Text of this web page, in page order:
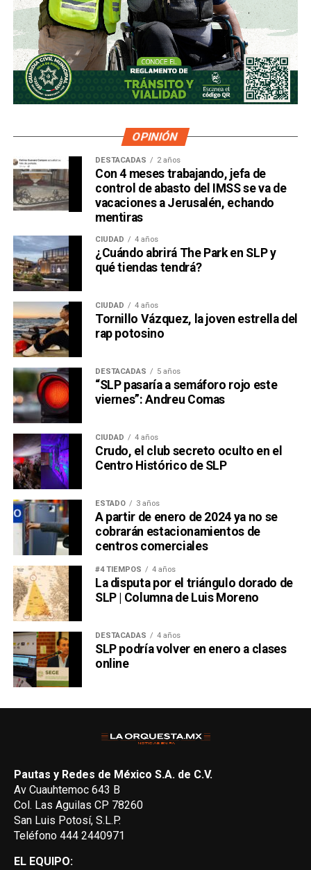
OPINIÓN
DESTACADAS 2 años
Con 4 meses trabajando, jefa de
control de abasto del IMSS se va de
vacaciones a Jerusalén, echando
mentiras
CIUDAD 4 años
¿Cuándo abrirá The Park en SLP y
qué tiendas tendrá?
CIUDAD 4 años
Tornillo Vázquez, la joven estrella del
rap potosino
DESTACADAS 5 años
“SLP pasaría a semáforo rojo este
viernes”: Andreu Comas
CIUDAD 4 años
Crudo, el club secreto oculto en el
Centro Histórico de SLP
ESTADO 3 años
A partir de enero de 2024 ya no se
cobrarán estacionamientos de
centros comerciales
#4 TIEMPOS 4 años
La disputa por el triángulo dorado de
SLP | Columna de Luis Moreno
DESTACADAS 4 años
SLP podría volver en enero a clases
online
Pautas y Redes de México S.A. de C.V.
Av Cuauhtemoc 643 B
Col. Las Aguilas CP 78260
San Luis Potosí, S.L.P.
Teléfono 444 2440971
EL EQUIPO: